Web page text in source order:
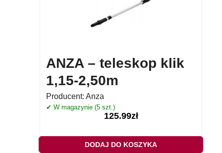
ANZA – teleskop klik
1,15-2,50m
Producent: Anza
✔ W magazynie (5 szt.)
125.99zł
DODAJ DO KOSZYKA